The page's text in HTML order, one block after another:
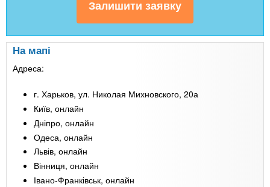
На мапі
Адреса:
г. Харьков, ул. Николая Михновского, 20а
Київ, онлайн
Дніпро, онлайн
Одеса, онлайн
Львів, онлайн
Вінниця, онлайн
Івано-Франківськ, онлайн